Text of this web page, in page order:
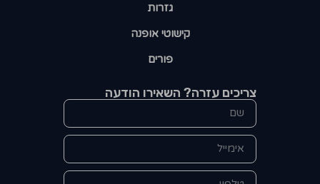
גזרות
קישוטי אופנה
פורים
צריכים עזרה? השאירו הודעה